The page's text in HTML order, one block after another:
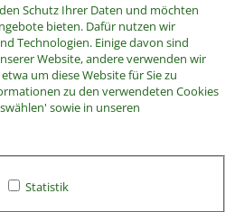
Schutz Ihrer Daten und möchten
bieten. Dafür nutzen wir
Technologien. Einige davon sind
Website, andere verwenden wir
um diese Website für Sie zu
zu den verwendeten Cookies
sowie in unseren
Statistik